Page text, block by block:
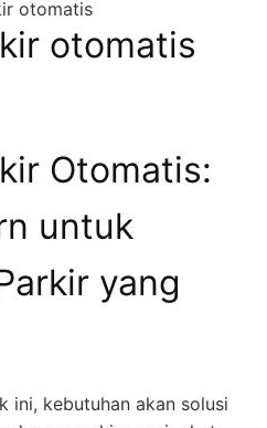
otomatis
otomatis
Otomatis:
untuk
yang
ini, kebutuhan akan solusi